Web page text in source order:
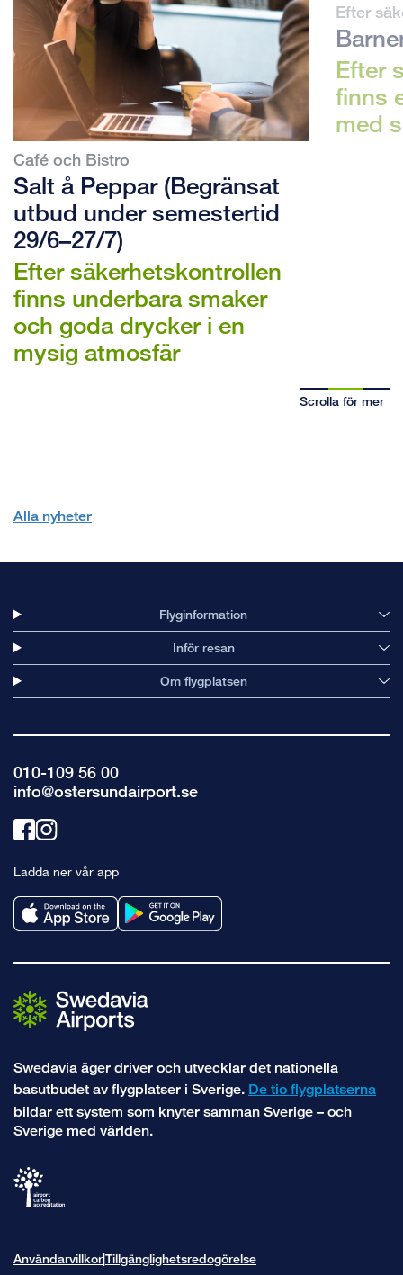
Café och Bistro
Salt å Peppar (Begränsat
utbud under semestertid
29/6–27/7)
Efter säkerhetskontrollen
finns underbara smaker
och goda drycker i en
mysig atmosfär
Efter
Efter
finns
med
Scrolla för mer
Alla nyheter
Flyginformation
Inför resan
Om flygplatsen
010-109 56 00
info@ostersundairport.se
Länk
facebook
Länk
instagram
Ladda ner vår app
Swedavia äger driver och utvecklar det nationella
basutbudet av flygplatser i Sverige. De tio flygplatserna
bildar ett system som knyter samman Sverige – och
Sverige med världen.
Användarvillkor|Tillgänglighetsredogörelse